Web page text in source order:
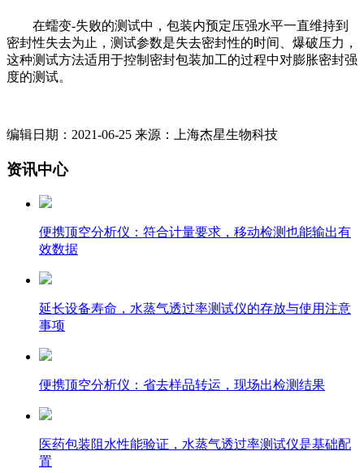
在蠕变-失败的测试中，包装内预定压强水平一直维持到
密封性失去为止，测试参数是失去密封性的时间、爆破压力，
这种测试方法适用于控制密封包装加工的过程中对膨胀密封强
度的测试。
编辑日期：2021-06-25 来源：上海杰星生物科技
资讯中心
便携顶空分析仪：符合计量要求，移动检测也能输出有
效数据
延长设备寿命，水蒸气透过率测试仪的存放与使用注意
事项
便携顶空分析仪：省去样品转运，现场出检测结果
医药包装阻水性能验证，水蒸气透过率测试仪是基础配
置